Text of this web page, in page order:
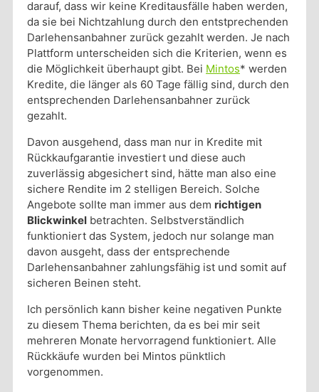
darauf, dass wir keine Kreditausfälle haben werden,
da sie bei Nichtzahlung durch den entstprechenden
Darlehensanbahner zurück gezahlt werden. Je nach
Plattform unterscheiden sich die Kriterien, wenn es
die Möglichkeit überhaupt gibt. Bei Mintos* werden
Kredite, die länger als 60 Tage fällig sind, durch den
entsprechenden Darlehensanbahner zurück
gezahlt.
Davon ausgehend, dass man nur in Kredite mit
Rückkaufgarantie investiert und diese auch
zuverlässig abgesichert sind, hätte man also eine
sichere Rendite im 2 stelligen Bereich. Solche
Angebote sollte man immer aus dem richtigen
Blickwinkel betrachten. Selbstverständlich
funktioniert das System, jedoch nur solange man
davon ausgeht, dass der entsprechende
Darlehensanbahner zahlungsfähig ist und somit auf
sicheren Beinen steht.
Ich persönlich kann bisher keine negativen Punkte
zu diesem Thema berichten, da es bei mir seit
mehreren Monate hervorragend funktioniert. Alle
Rückkäufe wurden bei Mintos pünktlich
vorgenommen.